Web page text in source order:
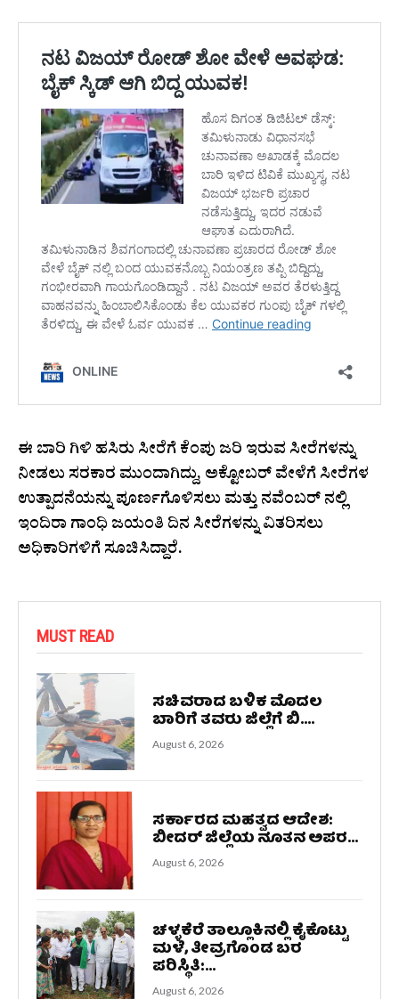
ಈ ಬಾರಿ ಗಿಳಿ ಹಸಿರು ಸೀರೆಗೆ ಕೆಂಪು ಜರಿ ಇರುವ ಸೀರೆಗಳನ್ನು
ನೀಡಲು ಸರಕಾರ ಮುಂದಾಗಿದ್ದು, ಅಕ್ಟೋಬರ್ ವೇಳೆಗೆ ಸೀರೆಗಳ
ಉತ್ಪಾದನೆಯನ್ನು ಪೂರ್ಣಗೊಳಿಸಲು ಮತ್ತು ನವೆಂಬರ್ ನಲ್ಲಿ
ಇಂದಿರಾ ಗಾಂಧಿ ಜಯಂತಿ ದಿನ ಸೀರೆಗಳನ್ನು ವಿತರಿಸಲು
ಅಧಿಕಾರಿಗಳಿಗೆ ಸೂಚಿಸಿದ್ದಾರೆ.
MUST READ
ಸಚಿವರಾದ ಬಳಿಕ ಮೊದಲ
ಬಾರಿಗೆ ತವರು ಜಿಲ್ಲೆಗೆ ಬಿ....
August 6, 2026
ಸರ್ಕಾರದ ಮಹತ್ವದ ಆದೇಶ:
ಬೀದರ್ ಜಿಲ್ಲೆಯ ನೂತನ ಅಪರ...
August 6, 2026
ಚಳ್ಳಕೆರೆ ತಾಲ್ಲೂಕಿನಲ್ಲಿ ಕೈಕೊಟ್ಟು
ಮಳೆ, ತೀವ್ರಗೊಂಡ ಬರ
ಪರಿಸ್ಥಿತಿ:...
August 6, 2026